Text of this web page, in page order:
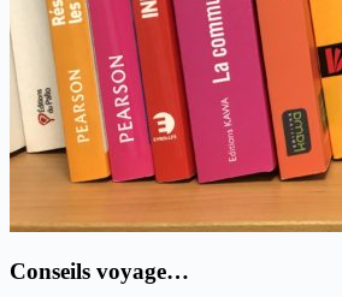
Conseils voyage…